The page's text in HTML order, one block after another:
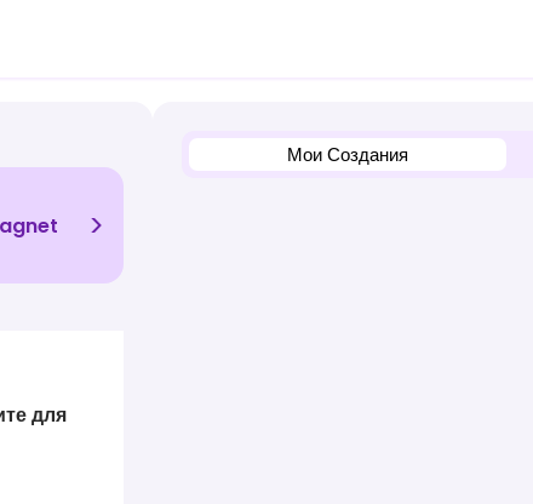
>
для
Мои Создания